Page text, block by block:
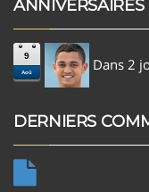
ANNIVERSAIRES
9
Aoû Dans 2
DERNIERS